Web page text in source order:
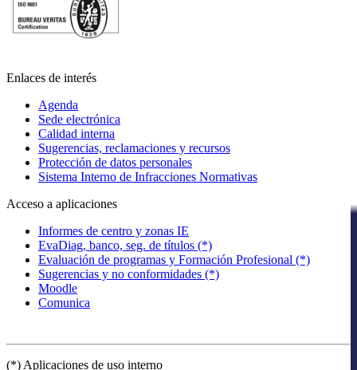
Enlaces de interés
Agenda
Sede electrónica
Calidad interna
Sugerencias, reclamaciones y recursos
Protección de datos personales
Sistema Interno de Infracciones Normativas
Acceso a aplicaciones
Informes de centro y zonas IE
EvaDiag, banco, seg. de títulos (*)
Evaluación de programas y Formación Profesional (*)
Sugerencias y no conformidades (*)
Moodle
Comunica
(*) Aplicaciones de uso interno